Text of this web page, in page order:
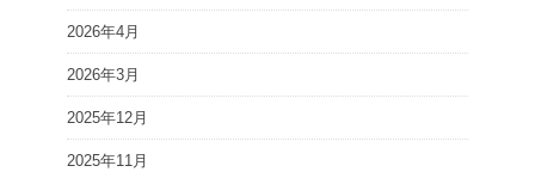
2026年4月
2026年3月
2025年12月
2025年11月